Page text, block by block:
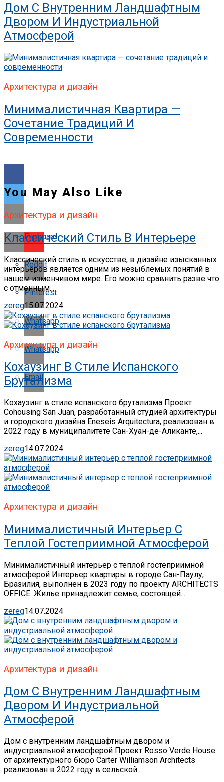
Дом С Внутренним Ландшафтным
Двором И Индустриальной
Атмосферой
Архитектура и дизайн
Минималистичная Квартира —
Сочетание Традиций И
Современности
Flipboard
Reddit
Pinterest
Whatsapp
Whatsapp
Email
You May Also Like
Архитектура и дизайн
Классический Стиль В Интерьере
Классический стиль в искусстве, в дизайне изысканных
интерьеров является одним из незыблемых понятий в
нашем изменчивом мире. Его можно сравнить разве что
с отменным...
zereg15.07.2024
Архитектура и дизайн
Кохаузинг В Стиле Испанского
Брутализма
Кохаузинг в стиле испанского брутализма Проект
Cohousing San Juan, разработанный студией архитектуры
и городского дизайна Eneseis Arquitectura, реализован в
2022 году в муниципалитете Сан-Хуан-де-Аликанте,...
zereg14.07.2024
Архитектура и дизайн
Минималистичный Интерьер С
Теплой Гостеприимной Атмосферой
Минималистичный интерьер с теплой гостеприимной
атмосферой Интерьер квартиры в городе Сан-Паулу,
Бразилия, выполнен в 2023 году по проекту ARCHITECTS
OFFICE. Жилье принадлежит семье, состоящей...
zereg14.07.2024
Архитектура и дизайн
Дом С Внутренним Ландшафтным
Двором И Индустриальной
Атмосферой
Дом с внутренним ландшафтным двором и
индустриальной атмосферой Проект Rosso Verde House
от архитектурного бюро Carter Williamson Architects
реализован в 2022 году в сельской...